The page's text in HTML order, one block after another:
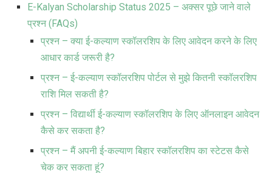
E-Kalyan Scholarship Status 2025 – अक्सर पूछे जाने वाले
प्रश्न (FAQs)
प्रश्न – क्या ई-कल्याण स्कॉलरशिप के लिए आवेदन करने के लिए
आधार कार्ड जरूरी है?
प्रश्न – ई-कल्याण स्कॉलरशिप पोर्टल से मुझे कितनी स्कॉलरशिप
राशि मिल सकती है?
प्रश्न – विद्यार्थी ई-कल्याण स्कॉलरशिप के लिए ऑनलाइन आवेदन
कैसे कर सकता है?
प्रश्न – मैं अपनी ई-कल्याण बिहार स्कॉलरशिप का स्टेटस कैसे
चेक कर सकता हूं?